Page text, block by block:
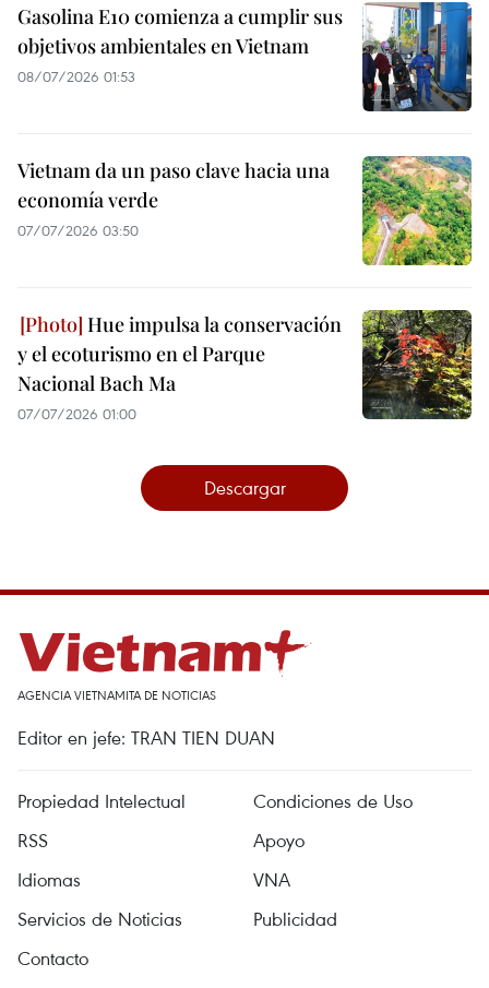
Gasolina E10 comienza a cumplir sus
objetivos ambientales en Vietnam
08/07/2026 01:53
Vietnam da un paso clave hacia una
economía verde
07/07/2026 03:50
Hue impulsa la conservación
y el ecoturismo en el Parque
Nacional Bach Ma
07/07/2026 01:00
Descargar
AGENCIA VIETNAMITA DE NOTICIAS
Editor en jefe: TRAN TIEN DUAN
Propiedad Intelectual
Condiciones de Uso
RSS
Apoyo
Idiomas
VNA
Servicios de Noticias
Publicidad
Contacto